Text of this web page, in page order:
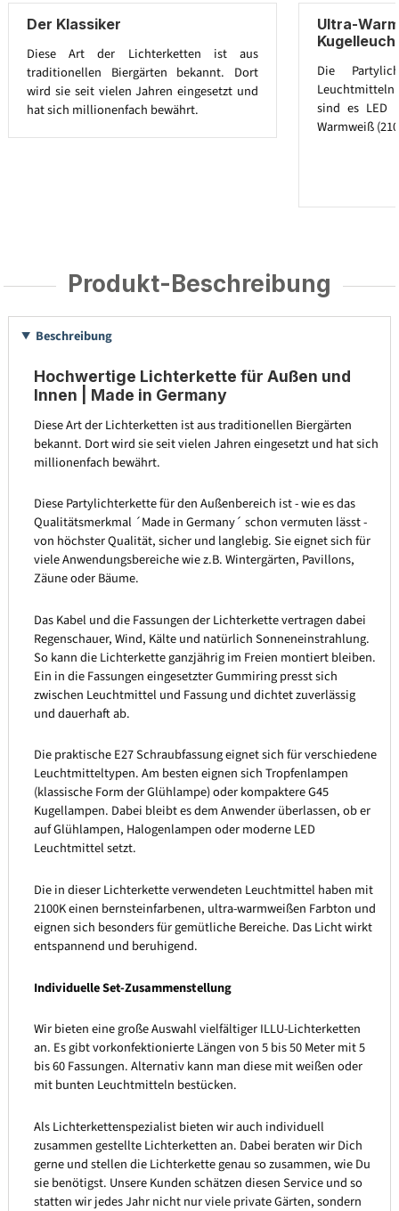
Der Klassiker
Diese Art der Lichterketten ist aus
traditionellen Biergärten bekannt. Dort
wird sie seit vielen Jahren eingesetzt und
hat sich millionenfach bewährt.
Ultra-
Die
Leuchtmitteln
sind es LED
Warmweiß
Produkt-Beschreibung
Beschreibung
Hochwertige Lichterkette für Außen und
Innen | Made in Germany
Diese Art der Lichterketten ist aus traditionellen Biergärten
bekannt. Dort wird sie seit vielen Jahren eingesetzt und hat sich
millionenfach bewährt.
Diese Partylichterkette für den Außenbereich ist - wie es das
Qualitätsmerkmal ´Made in Germany´ schon vermuten lässt -
von höchster Qualität, sicher und langlebig. Sie eignet sich für
viele Anwendungsbereiche wie z.B. Wintergärten, Pavillons,
Zäune oder Bäume.
Das Kabel und die Fassungen der Lichterkette vertragen dabei
Regenschauer, Wind, Kälte und natürlich Sonneneinstrahlung.
So kann die Lichterkette ganzjährig im Freien montiert bleiben.
Ein in die Fassungen eingesetzter Gummiring presst sich
zwischen Leuchtmittel und Fassung und dichtet zuverlässig
und dauerhaft ab.
Die praktische E27 Schraubfassung eignet sich für verschiedene
Leuchtmitteltypen. Am besten eignen sich Tropfenlampen
(klassische Form der Glühlampe) oder kompaktere G45
Kugellampen. Dabei bleibt es dem Anwender überlassen, ob er
auf Glühlampen, Halogenlampen oder moderne LED
Leuchtmittel setzt.
Die in dieser Lichterkette verwendeten Leuchtmittel haben mit
2100K einen bernsteinfarbenen, ultra-warmweißen Farbton und
eignen sich besonders für gemütliche Bereiche. Das Licht wirkt
entspannend und beruhigend.
Individuelle Set-Zusammenstellung
Wir bieten eine große Auswahl vielfältiger ILLU-Lichterketten
an. Es gibt vorkonfektionierte Längen von 5 bis 50 Meter mit 5
bis 60 Fassungen. Alternativ kann man diese mit weißen oder
mit bunten Leuchtmitteln bestücken.
Als Lichterkettenspezialist bieten wir auch individuell
zusammen gestellte Lichterketten an. Dabei beraten wir Dich
gerne und stellen die Lichterkette genau so zusammen, wie Du
sie benötigst. Unsere Kunden schätzen diesen Service und so
statten wir jedes Jahr nicht nur viele private Gärten, sondern